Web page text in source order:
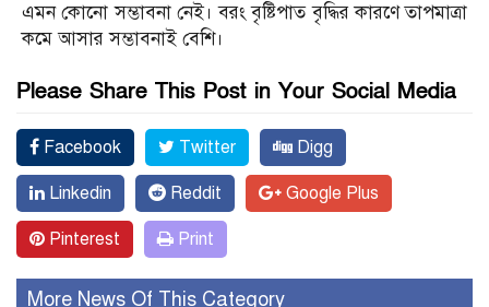
এমন কোনো সম্ভাবনা নেই। বরং বৃষ্টিপাত বৃদ্ধির কারণে তাপমাত্রা
কমে আসার সম্ভাবনাই বেশি।
Please Share This Post in Your Social Media
Facebook Twitter Digg
Linkedin Reddit Google Plus
Pinterest Print
More News Of This Category